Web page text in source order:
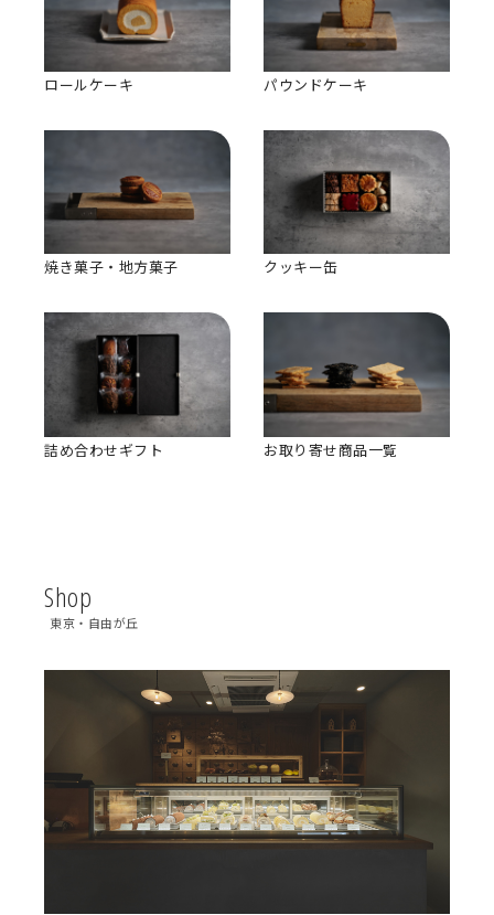
ロールケーキ パウンドケーキ
焼き菓子・地方菓子 クッキー缶
詰め合わせギフト お取り寄せ商品一覧
Shop
東京・自由が丘